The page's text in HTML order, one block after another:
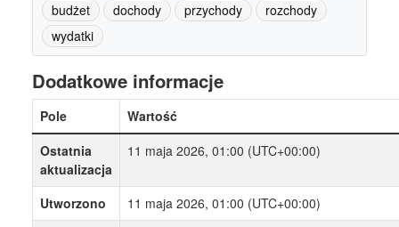
budżet dochody przychody
rozchody
wydatki
Dodatkowe informacje
Pole
Wartość
Ostatnia
aktualizacja
11 maja 2026, 01:00 (UTC+00:00)
Utworzono
11 maja 2026, 01:00 (UTC+00:00)